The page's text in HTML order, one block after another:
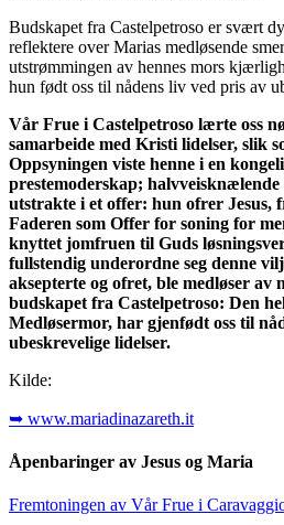
Budskapet fra Castelpetroso er svært
reflektere over Marias medløsende
utstrømmingen av hennes mors
hun født oss til nådens liv ved pris av
Vår Frue i Castelpetroso lærte oss
samarbeide med Kristi lidelser, slik
Oppsyningen viste henne i en
prestemoderskap; halvveisknælende
utstrakte i et offer: hun ofrer Jesus,
Faderen som Offer for soning for
knyttet jomfruen til Guds
fullstendig underordne seg denne
aksepterte og ofret, ble medløser av
budskapet fra Castelpetroso: Den
Medløsermor, har gjenfødt oss til
ubeskrevelige lidelser.
Kilde:
➥ www.mariadinazareth.it
Åpenbaringer av Jesus og Maria
Fremtoningen av Vår Frue i